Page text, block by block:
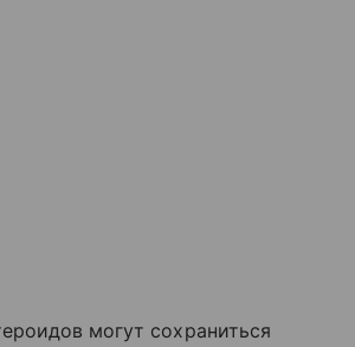
могут сохраниться